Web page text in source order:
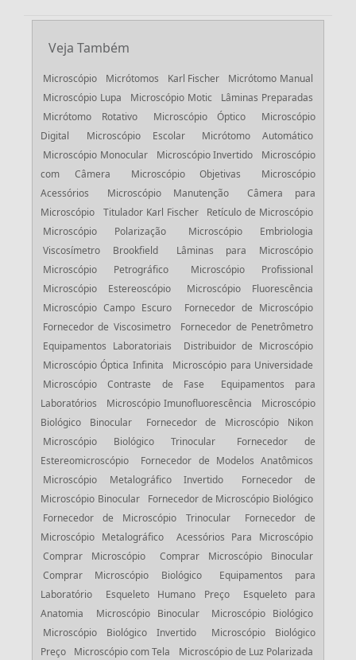
Veja Também
Microscópio Micrótomos Karl Fischer
Micrótomo Manual
Microscópio Lupa
Microscópio Motic
Lâminas Preparadas
Micrótomo Rotativo
Microscópio Óptico
Microscópio
Digital
Microscópio Escolar
Micrótomo Automático
Microscópio Monocular
Microscópio Invertido
Microscópio
com Câmera
Microscópio Objetivas
Microscópio
Acessórios
Microscópio Manutenção
Câmera para
Microscópio
Titulador Karl Fischer
Retículo de Microscópio
Microscópio Polarização
Microscópio Embriologia
Viscosímetro Brookfield
Lâminas para Microscópio
Microscópio Petrográfico
Microscópio Profissional
Microscópio Estereoscópio
Microscópio Fluorescência
Microscópio Campo Escuro
Fornecedor de Microscópio
Fornecedor de Viscosimetro
Fornecedor de Penetrômetro
Equipamentos Laboratoriais
Distribuidor de Microscópio
Microscópio Óptica Infinita
Microscópio para Universidade
Microscópio Contraste de Fase
Equipamentos para
Laboratórios
Microscópio Imunofluorescência
Microscópio
Biológico Binocular
Fornecedor de Microscópio Nikon
Microscópio Biológico Trinocular
Fornecedor de
Estereomicroscópio
Fornecedor de Modelos Anatômicos
Microscópio Metalográfico Invertido
Fornecedor de
Microscópio Binocular
Fornecedor de Microscópio Biológico
Fornecedor de Microscópio Trinocular
Fornecedor de
Microscópio Metalográfico
Acessórios Para Microscópio
Comprar Microscópio
Comprar Microscópio Binocular
Comprar Microscópio Biológico
Equipamentos para
Laboratório
Esqueleto Humano Preço
Esqueleto para
Anatomia
Microscópio Binocular
Microscópio Biológico
Microscópio Biológico Invertido
Microscópio Biológico
Preço
Microscópio com Tela
Microscópio de Luz Polarizada